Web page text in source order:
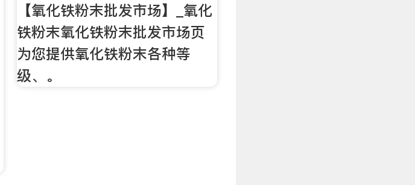
【氧化铁粉末批发市场】_氧化
铁粉末氧化铁粉末批发市场页
为您提供氧化铁粉末各种等
级、。